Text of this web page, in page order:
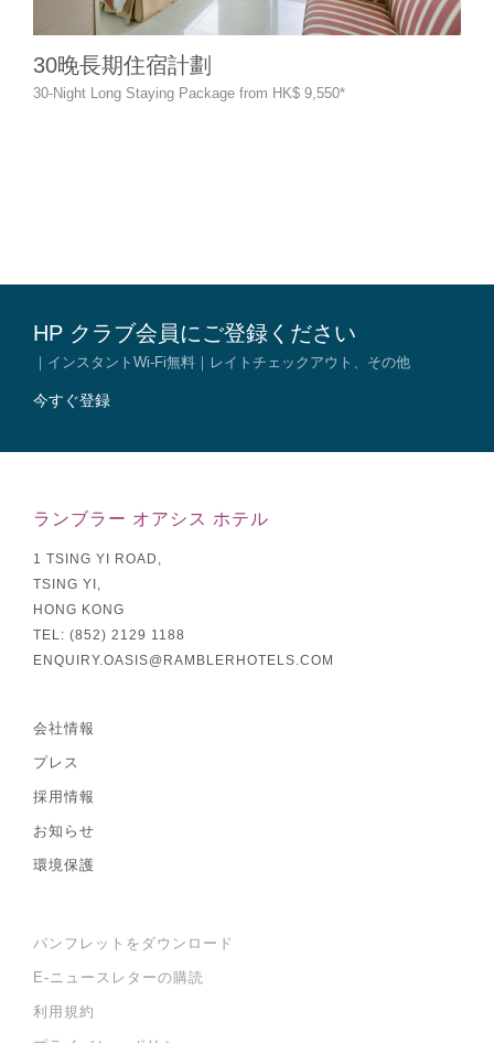
30晚長期住宿計劃
30-Night Long Staying Package from HK$ 9,550*
HP クラブ会員にご登録ください
｜インスタントWi-Fi無料｜レイトチェックアウト、その他
今すぐ登録
ランブラー オアシス ホテル
1 TSING YI ROAD,
TSING YI,
HONG KONG
TEL: (852) 2129 1188
ENQUIRY.OASIS@RAMBLERHOTELS.COM
会社情報
プレス
採用情報
お知らせ
環境保護
パンフレットをダウンロード
E-ニュースレターの購読
利用規約